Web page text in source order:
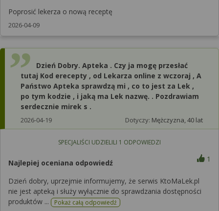
Poprosić lekerza o nową receptę
2026-04-09
Dzień Dobry. Apteka . Czy ja mogę przesłać
tutaj Kod erecepty , od Lekarza online z wczoraj , A
Państwo Apteka sprawdzą mi , co to jest za Lek ,
po tym kodzie , i jaką ma Lek nazwę. . Pozdrawiam
serdecznie mirek s .
2026-04-19 Dotyczy: Mężczyzna, 40 lat
SPECJALIŚCI UDZIELILI 1 ODPOWIEDZI
Najlepiej oceniana odpowiedź 1
Dzień dobry, uprzejmie informujemy, że serwis KtoMaLek.pl
nie jest apteką i służy wyłącznie do sprawdzania dostępności
produktów ...
Pokaż całą odpowiedź